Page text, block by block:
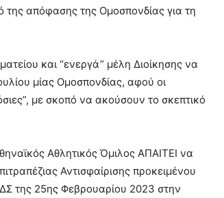
απόφασης της Ομοσπονδίας για τη
και “ενεργά” μέλη Διοίκησης να
μίας Ομοσπονδίας, αφού οι
με σκοπό να ακούσουν το σκεπτικό
Αθλητικός Όμιλος ΑΠΑΙΤΕΙ να
Αντισφαίρισης προκειμένου
της 25ης Φεβρουαρίου 2023 στην